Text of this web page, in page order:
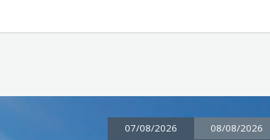
07/08/2026 08/08/2026